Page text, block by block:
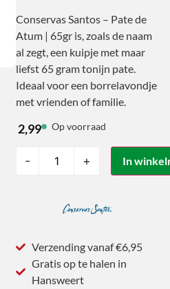
Conservas Santos – Pate de
Atum | 65gr is, zoals de naam
al zegt, een kuipje met maar
liefst 65 gram tonijn pate.
Ideaal voor een borrelavondje
met vrienden of familie.
2,99 Op voorraad
- + In
Verzending vanaf €6,95
Gratis op te halen in
Hansweert